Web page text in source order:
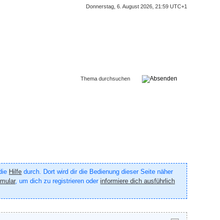
Donnerstag, 6. August 2026, 21:59 UTC+1
Hilfe durch. Dort wird dir die Bedienung dieser Seite näher
, um dich zu registrieren oderinformiere dich ausführlich